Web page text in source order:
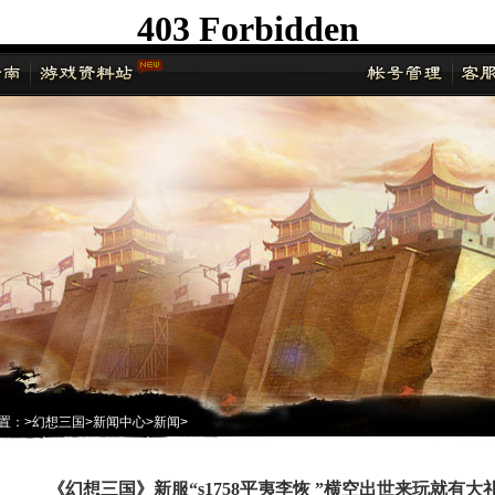
： >幻想三国>新闻中心>新闻>
《幻想三国》新服“s1758平夷李恢 ”横空出世来玩就有大